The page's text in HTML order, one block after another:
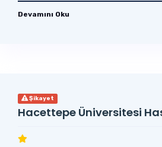
Devamını Oku
Şikayet
Hacettepe Üniversitesi